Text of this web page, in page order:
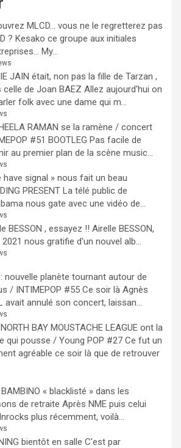
MLCD… vous ne le regretterez pas
? Kesako ce groupe aux initiales
My...
JAIN était, non pas la fille de Tarzan ,
celle de Joan BAEZ Allez aujourd'hui on
folk avec une dame qui m...
RAMAN se la ramène / concert
#51 BOOTLEG Pas facile de
au premier plan de la scène music...
have signal » nous fait un beau
PRESENT La télé public de
nous gate avec une vidéo de...
BESSON , essayez !! Airelle BESSON,
nous gratifie d'un nouvel alb...
nouvelle planète tournant autour de
/ INTIMEPOP #55 Ce soir là Agnès
avait annulé son concert, laissan...
BAY MOUSTACHE LEAGUE ont la
qui pousse / Young POP #27 Ce fut un
agréable ce soir là que de retrouver
« blacklisté » dans les
de retraite Après NME puis celui
plus récemment, voilà...
bientôt en salle C'est par